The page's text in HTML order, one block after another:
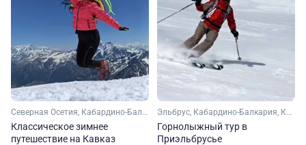
Северная Осетия, Кабардино-Балкария, Ставропольский край, Кавказ, Кавказские Минеральные Воды
Классическое зимнее
путешествие на Кавказ
Эльбрус, Кабардино-Балкария, Кавказ, Ставропольский край
Горнолыжный тур в
Приэльбрусье